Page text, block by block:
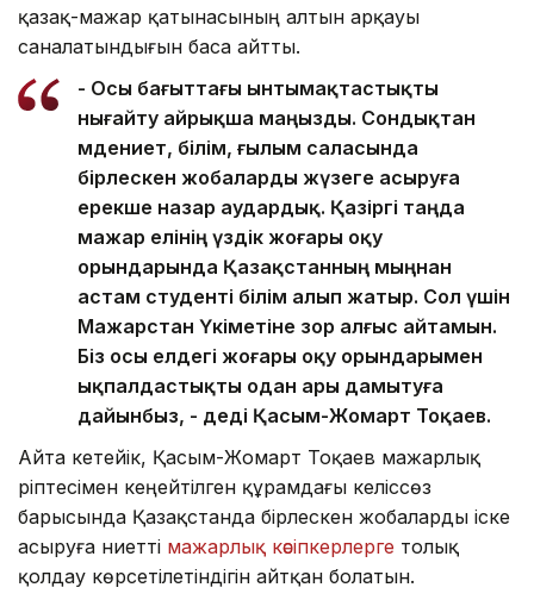
қазақ-мажар қатынасының алтын арқауы
саналатындығын баса айтты.
- Осы бағыттағы ынтымақтастықты
нығайту айрықша маңызды. Сондықтан
мәдениет, білім, ғылым саласында
бірлескен жобаларды жүзеге асыруға
ерекше назар аудардық. Қазіргі таңда
мажар елінің үздік жоғары оқу
орындарында Қазақстанның мыңнан
астам студенті білім алып жатыр. Сол үшін
Мажарстан Үкіметіне зор алғыс айтамын.
Біз осы елдегі жоғары оқу орындарымен
ықпалдастықты одан ары дамытуға
дайынбыз, - деді Қасым-Жомарт Тоқаев.
Айта кетейік, Қасым-Жомарт Тоқаев мажарлық
әріптесімен кеңейтілген құрамдағы келіссөз
барысында Қазақстанда бірлескен жобаларды іске
асыруға ниетті мажарлық кәсіпкерлерге толық
қолдау көрсетілетіндігін айтқан болатын.